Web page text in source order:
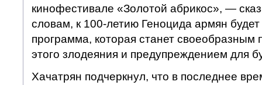
кинофестивале «Золотой абрикос», —
словам, к 100-летию Геноцида армян
программа, которая станет своеобразным
этого злодеяния и предупреждением для
Хачатрян подчеркнул, что в последнее